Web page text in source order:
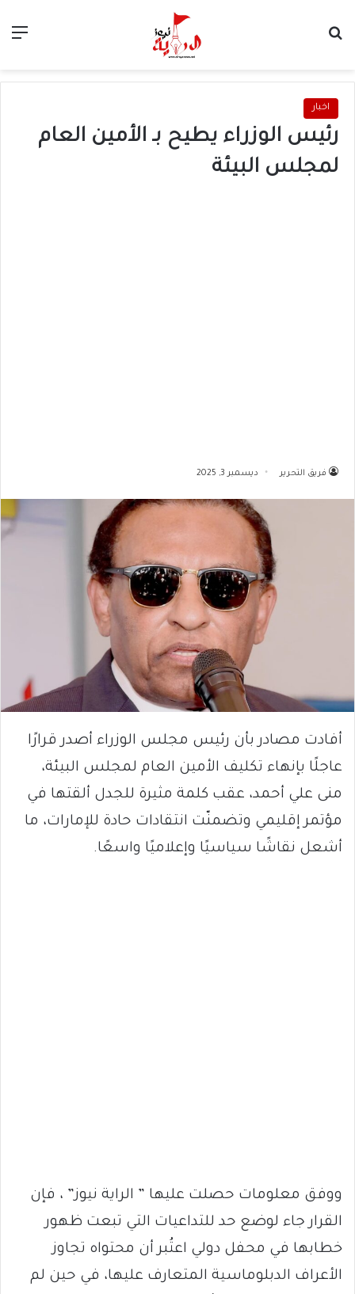
اخبار
رئيس الوزراء يطيح بـ الأمين العام
لمجلس البيئة
فريق التحرير ديسمبر 3, 2025
أفادت مصادر بأن رئيس مجلس الوزراء أصدر قرارًا
عاجلًا بإنهاء تكليف الأمين العام لمجلس البيئة،
منى علي أحمد، عقب كلمة مثيرة للجدل ألقتها في
مؤتمر إقليمي وتضمنّت انتقادات حادة للإمارات، ما
أشعل نقاشًا سياسيًا وإعلاميًا واسعًا.
ووفق معلومات حصلت عليها ” الراية نيوز” ، فإن
القرار جاء لوضع حد للتداعيات التي تبعت ظهور
خطابها في محفل دولي اعتُبر أن محتواه تجاوز
الأعراف الدبلوماسية المتعارف عليها، في حين لم